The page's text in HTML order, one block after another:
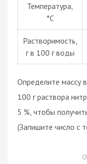
Температура,
°С
Растворимость,
г в 100 г воды
Определите массу
100 г раствора
5 %, чтобы
(Запишите число с